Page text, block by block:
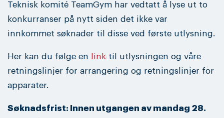
Teknisk komité TeamGym har vedtatt å lyse ut to
konkurranser på nytt siden det ikke var
innkommet søknader til disse ved første utlysning.
Her kan du følge en link til utlysningen og våre
retningslinjer for arrangering og retningslinjer for
apparater.
Søknadsfrist: Innen utgangen av mandag 28.